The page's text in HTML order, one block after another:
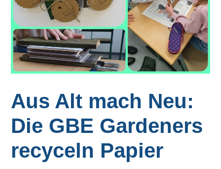
Aus Alt mach Neu:
Die GBE Gardeners
recyceln Papier